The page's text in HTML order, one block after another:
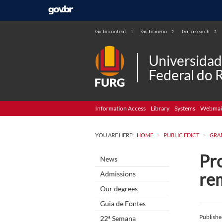
Go to content 1 Go to menu 2 Go to search 3
Federal do
Information Access Library Systems
YOU ARE HERE: HOME > PUBLIC EDICT >
News
Admissions
Our degrees
Guia de Fontes
22ª Semana